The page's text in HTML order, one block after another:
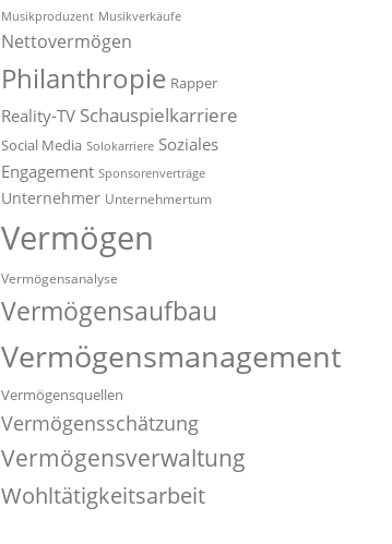
Musikproduzent Musikverkäufe
Nettovermögen
Philanthropie Rapper
Reality-TV Schauspielkarriere
Social Media Solokarriere Soziales
Engagement Sponsorenverträge
Unternehmer Unternehmertum
Vermögen
Vermögensanalyse
Vermögensaufbau
Vermögensmanagement
Vermögensquellen
Vermögensschätzung
Vermögensverwaltung
Wohltätigkeitsarbeit